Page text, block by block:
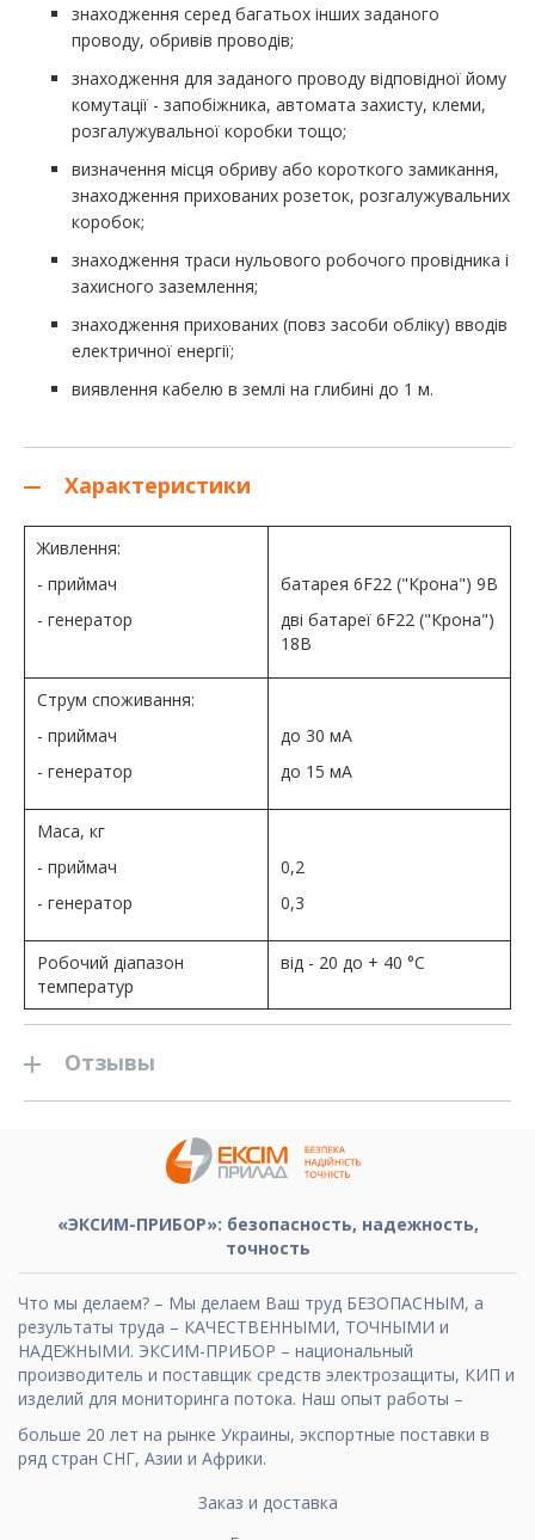
знаходження серед багатьох інших заданого
проводу, обривів проводів;
знаходження для заданого проводу відповідної йому
комутації - запобіжника, автомата захисту, клеми,
розгалужувальної коробки тощо;
визначення місця обриву або короткого замикання,
знаходження прихованих розеток, розгалужувальних
коробок;
знаходження траси нульового робочого провідника і
захисного заземлення;
знаходження прихованих (повз засоби обліку) вводів
електричної енергії;
виявлення кабелю в землі на глибині до 1 м.
Характеристики
Живлення:
- приймач
- генератор
батарея 6F22 ("Крона") 9В
дві батареї 6F22 ("Крона")
18В
Струм споживання:
- приймач
- генератор
до 30 мА
до 15 мА
Маса, кг
- приймач
- генератор
0,2
0,3
Робочий діапазон
температур
від - 20 до + 40 °C
Отзывы
«ЭКСИМ-ПРИБОР»: безопасность, надежность,
точность
Что мы делаем? – Мы делаем Ваш труд БЕЗОПАСНЫМ, а
результаты труда – КАЧЕСТВЕННЫМИ, ТОЧНЫМИ и
НАДЕЖНЫМИ. ЭКСИМ-ПРИБОР – национальный
производитель и поставщик средств электрозащиты, КИП и
изделий для мониторинга потока. Наш опыт работы –
больше 20 лет на рынке Украины, экспортные поставки в
ряд стран СНГ, Азии и Африки.
Заказ и доставка